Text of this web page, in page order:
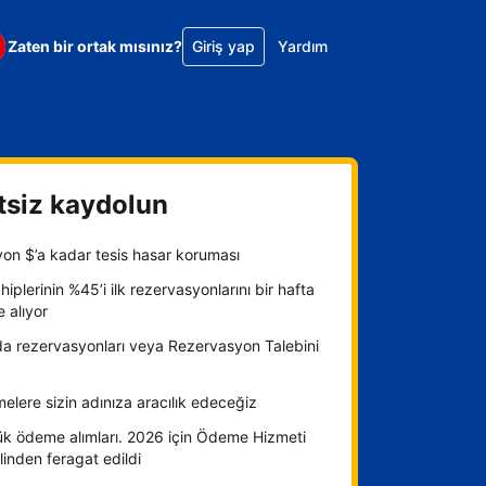
Zaten bir ortak mısınız? Giriş yap Yardım
kaydolun
$’a kadar tesis hasar koruması
%45’i ilk rezervasyonlarını bir hafta
alıyor
rezervasyonları veya Rezervasyon Talebini
sizin adınıza aracılık edeceğiz
ödeme alımları. 2026 için Ödeme Hizmeti
feragat edildi